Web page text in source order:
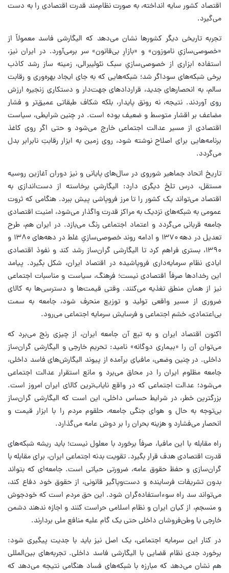
اقتصاد کشور سایه انداخته، به صورت نظام‌مند قدرت اقتصادی را به دست
می‌گیرد.
تجربه تاریخی دیگر کشورها نشان می‌دهد که الیگارشی فاسد معمولاً از
«خصوصی‌سازیِ ناموزون» و «بازارِ بی‌قانون» سر برمی‌آورد. در ایران نیز،
استفاده ابزاری از خصوصی‌سازیِ سبک نئولیبرالی، زمینه ساز رشد کاذب
برخی شبکه‌های سوداگر شد؛ شبکه‌هایی که به جای ایجاد بهره‌وری و رقابت
سالم، به انحصارهای جدید، قراردادهای جهت‌دار و دستکاری زنجیره ارزش
روی آوردند. نتیجه، نه رونق پایدار، بلکه شکاف طبقاتی عمیق‌تر و فشار
مضاعف بر اقشار متوسط و ضعیف بوده است. در چنین شرایطی، سیاست
اقتصادی از مسیر عدالت اجتماعی خارج می‌شود و حتی اگر روی کاغذ
برنامه‌هایی برای اصلاح نوشته شود، روی زمین به ابزار رقابتِ نابرابر بدل
می‌گردد.
تاریخ اتحاد جماهیر شوروی در سال‌های پایانی و نیز دوران آغازین روسیه
مستقل، درس تلخ دیگری دارد: الیگارشیِ برخاسته از دست‌اندازی به
اقتصاد می‌تواند یک کشور را تا مرز فروپاشی پیش ببرد. هنگامی که ثروت
عمومی به شبکه‌های نزدیک به مراکز قدرت واگذار می‌شود، امنیت اقتصادی
جامعه قربانی می‌گردد و اعتماد اجتماعی رنگ می‌بازد. در ایران هم، طرح
تعدیل در دهه ۱۳۷۰ و ادامه روند خصوصی‌سازیِ غلط در دهه‌های ۱۳۸۰ و
۱۳۹۰، بستری فراهم کرد تا الیگارشی گران‌ساز رشد کند و نفوذ اقتصادی
ایادی نظام سرمایه‌داری فروپاشیده در اقتصاد ایران، شکل بگیرد. پیامد
این رخدادها صرفاً اقتصادی نیست؛ فرهنگ، سیاست و مناسبات اجتماعی
نیز از همان منطق تغذیه می‌کنند. وقتی قیمت‌ها و دسترسی‌ها به کالای
ضروری از مسیر واقعی تولید و توزیع منحرف شود، جامعه به سمت
بی‌اعتمادی، خشم اجتماعی و فرسایش سرمایه اجتماعی می‌رود.
اکنون اقتصاد ایران و به تبع آن جامعه ایران، از چیزی رنج می‌برد که
می‌توان آن را «بیماری دوگانه» نامید: تحریم خارجی و الیگارشی گران‌ساز
داخلی. در چنین وضعی، مافیای برآمده از پیوند الیگارش‌های فاسد داخلی،
جامعه مظلوم ایران را در محاق می‌برد و مانع استقرار عدالت اجتماعی
می‌شود؛ عدالت اجتماعی که در واقع نایاب‌ترین کالای ایران امروز است.
بزرگترین خطر، در شرایط حساس داخلی، این است که الیگارشی گران‌ساز
بی‌توجه به حال و هوای جنگی جامعه، حلقوم مردم را با ابزار قیمت و
انحصار می‌فشارد و هزینه بحران را بر دوش عامه می‌گذارد.
راه مقابله با این مافیا، صرفاً برخورد با معلول نیست؛ باید ریشه شبکه‌های
قدرت اقتصادی هدف قرار بگیرد. تقویت بدنه اجتماعی ایران، برای مقابله با
گران‌سازی و حفظ حقوق عامه، ضرورتی حیاتی است. جامعه‌ای که بتواند
بدون تشریفات فرساینده و دست‌وپاگیر قانونی، از حقوق خود دفاع کند،
می‌تواند سد راه سوءاستفاده‌گران شود. این حق مردم است که خودجوش
و منسجم، از کیان ایران و نظام اسلامی حراست کنند و اجازه ندهند دشمن
خارجی یا وطن‌فروشان داخلی حتی یک گام علیه منافع ملی بردارند.
در کنار این سرمایه اجتماعی، یک اصل نیز باید با جدیت پیگیری شود:
برخورد جدی نظام قضایی با الیگارشی فاسد داخلی. تجربه‌های بین‌المللی
هم نشان می‌دهد که مبارزه با شبکه‌های فساد هنگامی نتیجه می‌دهد که